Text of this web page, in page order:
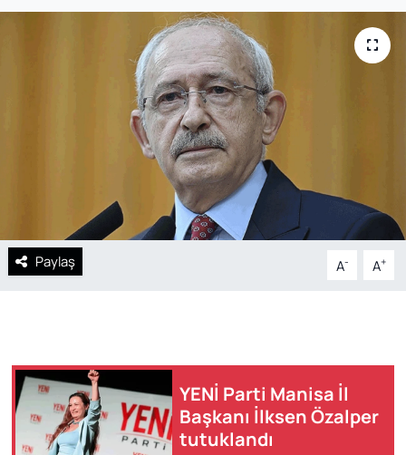
Paylaş A- A+
YENİ Parti Manisa İl
Başkanı İlksen Özalper
tutuklandı